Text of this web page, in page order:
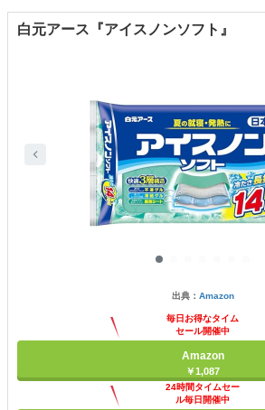
白元アース『アイスノンソフト』
出典： Amazon
毎日お得なタイム
セール開催中
Amazon
￥1,087
24時間タイムセー
ル毎日開催中